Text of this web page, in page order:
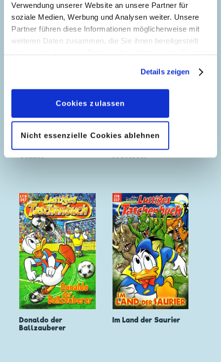
Verwendung unserer Website an unsere Partner für
soziale Medien, Werbung und Analysen weiter. Unsere
Partner führen diese Informationen möglicherweise mit
weiteren Daten zusammen, die Sie ihnen bereitgestellt
geben, können Sie diese jederzeit in der
Datenschutzerklärungwieder widerrufen.
Details zeigen
Cookies zulassen
Nicht essenzielle Cookies ablehnen
Donald Duck King of
Der verrückte
Donaldo der
Ballzauberer
Im Land der Saurier